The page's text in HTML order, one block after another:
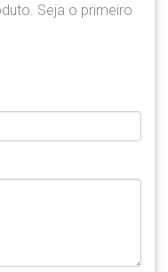
Seja o primeiro